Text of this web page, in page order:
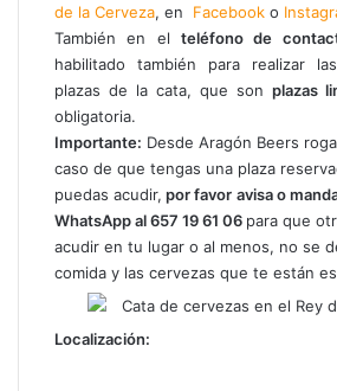
de la Cerveza, en Facebook o
También en el teléfono de
habilitado también para realizar
plazas de la cata, que son plazas
obligatoria.
Importante: Desde Aragón Beers
caso de que tengas una plaza
puedas acudir, por favor avisa o
WhatsApp al 657 19 61 06 para que
acudir en tu lugar o al menos, no se
comida y las cervezas que te están
Localización: